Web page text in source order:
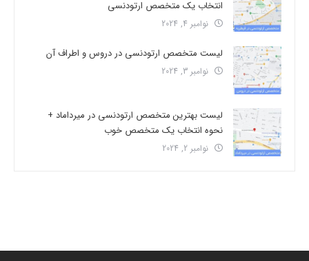
انتخاب یک متخصص ارتودنسی
نوامبر 4, 2024
لیست متخصص ارتودنسی در دروس و اطراف آن
نوامبر 3, 2024
لیست بهترین متخصص ارتودنسی در میرداماد +
نحوه انتخاب یک متخصص خوب
نوامبر 2, 2024